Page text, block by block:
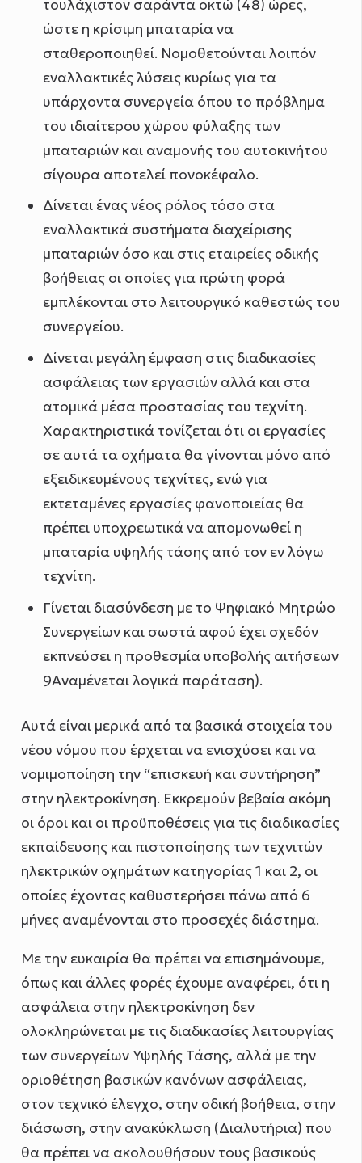
τουλάχιστον σαράντα οκτώ (48) ώρες,
ώστε η κρίσιμη μπαταρία να
σταθεροποιηθεί. Νομοθετούνται λοιπόν
εναλλακτικές λύσεις κυρίως για τα
υπάρχοντα συνεργεία όπου το πρόβλημα
του ιδιαίτερου χώρου φύλαξης των
μπαταριών και αναμονής του αυτοκινήτου
σίγουρα αποτελεί πονοκέφαλο.
Δίνεται ένας νέος ρόλος τόσο στα
εναλλακτικά συστήματα διαχείρισης
μπαταριών όσο και στις εταιρείες οδικής
βοήθειας οι οποίες για πρώτη φορά
εμπλέκονται στο λειτουργικό καθεστώς του
συνεργείου.
Δίνεται μεγάλη έμφαση στις διαδικασίες
ασφάλειας των εργασιών αλλά και στα
ατομικά μέσα προστασίας του τεχνίτη.
Χαρακτηριστικά τονίζεται ότι οι εργασίες
σε αυτά τα οχήματα θα γίνονται μόνο από
εξειδικευμένους τεχνίτες, ενώ για
εκτεταμένες εργασίες φανοποιείας θα
πρέπει υποχρεωτικά να απομονωθεί η
μπαταρία υψηλής τάσης από τον εν λόγω
τεχνίτη.
Γίνεται διασύνδεση με το Ψηφιακό Μητρώο
Συνεργείων και σωστά αφού έχει σχεδόν
εκπνεύσει η προθεσμία υποβολής αιτήσεων
9Αναμένεται λογικά παράταση).
Αυτά είναι μερικά από τα βασικά στοιχεία του
νέου νόμου που έρχεται να ενισχύσει και να
νομιμοποίηση την “επισκευή και συντήρηση”
στην ηλεκτροκίνηση. Εκκρεμούν βεβαία ακόμη
οι όροι και οι προϋποθέσεις για τις διαδικασίες
εκπαίδευσης και πιστοποίησης των τεχνιτών
ηλεκτρικών οχημάτων κατηγορίας 1 και 2, οι
οποίες έχοντας καθυστερήσει πάνω από 6
μήνες αναμένονται στο προσεχές διάστημα.
Με την ευκαιρία θα πρέπει να επισημάνουμε,
όπως και άλλες φορές έχουμε αναφέρει, ότι η
ασφάλεια στην ηλεκτροκίνηση δεν
ολοκληρώνεται με τις διαδικασίες λειτουργίας
των συνεργείων Υψηλής Τάσης, αλλά με την
οριοθέτηση βασικών κανόνων ασφάλειας,
στον τεχνικό έλεγχο, στην οδική βοήθεια, στην
διάσωση, στην ανακύκλωση (Διαλυτήρια) που
θα πρέπει να ακολουθήσουν τους βασικούς